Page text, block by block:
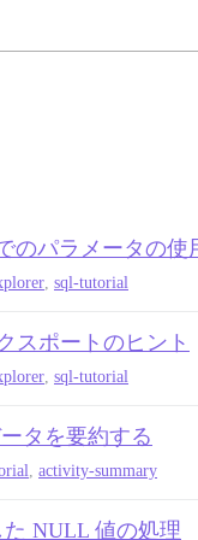
のパラメータの使
sql-tutorial
スポートのヒント
sql-tutorial
タを要約する
activity-summary
NULL 値の処理